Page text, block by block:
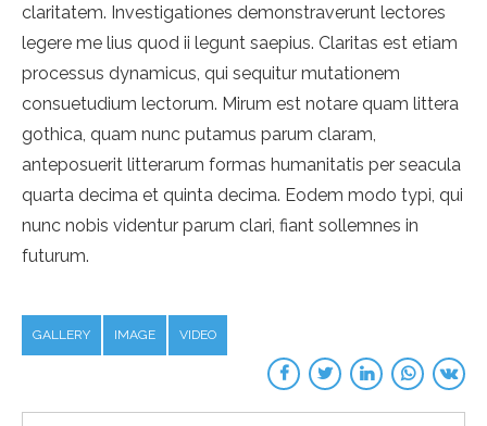
claritatem. Investigationes demonstraverunt lectores
legere me lius quod ii legunt saepius. Claritas est etiam
processus dynamicus, qui sequitur mutationem
consuetudium lectorum. Mirum est notare quam littera
gothica, quam nunc putamus parum claram,
anteposuerit litterarum formas humanitatis per seacula
quarta decima et quinta decima. Eodem modo typi, qui
nunc nobis videntur parum clari, fiant sollemnes in
futurum.
GALLERY IMAGE VIDEO